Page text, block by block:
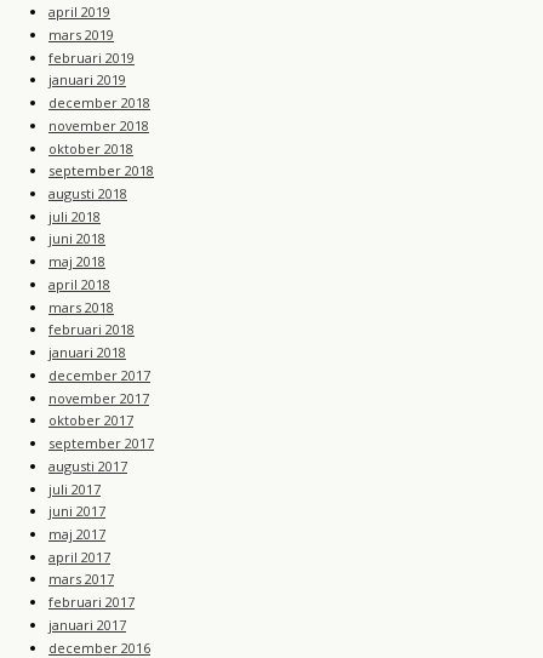
april 2019
mars 2019
februari 2019
januari 2019
december 2018
november 2018
oktober 2018
september 2018
augusti 2018
juli 2018
juni 2018
maj 2018
april 2018
mars 2018
februari 2018
januari 2018
december 2017
november 2017
oktober 2017
september 2017
augusti 2017
juli 2017
juni 2017
maj 2017
april 2017
mars 2017
februari 2017
januari 2017
december 2016